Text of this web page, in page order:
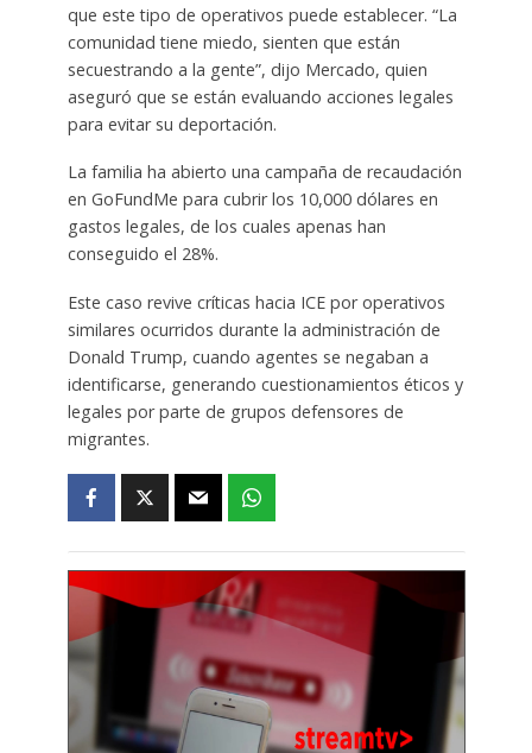
que este tipo de operativos puede establecer. “La
comunidad tiene miedo, sienten que están
secuestrando a la gente”, dijo Mercado, quien
aseguró que se están evaluando acciones legales
para evitar su deportación.
La familia ha abierto una campaña de recaudación
en GoFundMe para cubrir los 10,000 dólares en
gastos legales, de los cuales apenas han
conseguido el 28%.
Este caso revive críticas hacia ICE por operativos
similares ocurridos durante la administración de
Donald Trump, cuando agentes se negaban a
identificarse, generando cuestionamientos éticos y
legales por parte de grupos defensores de
migrantes.